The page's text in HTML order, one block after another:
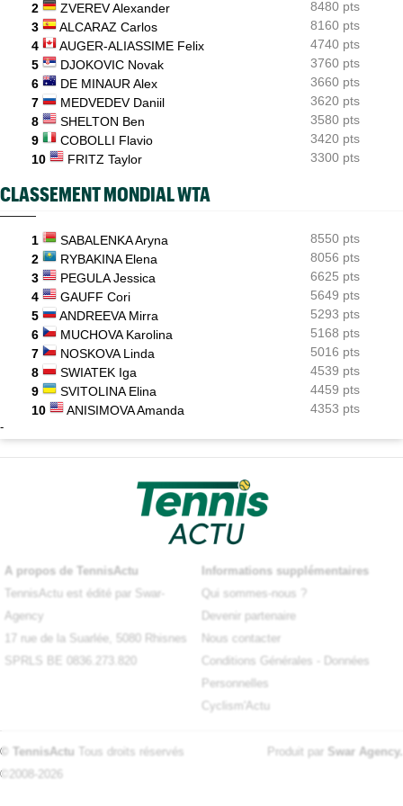
07:10
ATP - Montréal
Alexander Zverev s'est raté : "Le pire match de ma saison"
2
ZVEREV Alexander
8480 pts
3
ALCARAZ Carlos
8160 pts
4
AUGER-ALIASSIME Felix
4740 pts
5
DJOKOVIC Novak
3760 pts
6
DE MINAUR Alex
3660 pts
7
MEDVEDEV Daniil
3620 pts
8
SHELTON Ben
3580 pts
9
COBOLLI Flavio
3420 pts
10
FRITZ Taylor 3300 pts
CLASSEMENT MONDIAL WTA
1 SABALENKA Aryna
8550 pts
2
RYBAKINA Elena
8056 pts
3
PEGULA Jessica
6625 pts
4
GAUFF Cori
5649 pts
5
ANDREEVA Mirra
5293 pts
6
MUCHOVA Karolina
5168 pts
7
NOSKOVA Linda
5016 pts
8
SWIATEK Iga
4539 pts
9
SVITOLINA Elina
4459 pts
10
ANISIMOVA Amanda 4353 pts
-
A propos de TennisActu
TennisActu est édité par Swar-
Agency
17 rue de la Suarlée, 5080 Rhisnes
SPRLS BE 0836.273.820
Informations supplémentaires
Qui sommes-nous ?
Devenir partenaire
Nous contacter
Conditions Générales
Données
Personnelles
Cyclism'Actu
© TennisActu Tous droits réservés
©2008-2026
Produit par Swar Agency.